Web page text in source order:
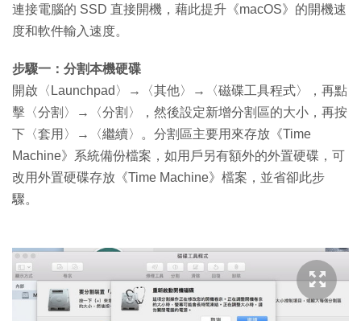
連接電腦的 SSD 直接開機，藉此提升《macOS》的開機速
度和軟件輸入速度。
步驟一：分割本機硬碟
開啟〈Launchpad〉→〈其他〉→〈磁碟工具程式〉，再點
擊〈分割〉→〈分割〉，然後設定新增分割區的大小，再按
下〈套用〉→〈繼續〉。分割區主要用來存放《Time
Machine》系統備份檔案，如用戶另有額外的外置硬碟，可
改用外置硬碟存放《Time Machine》檔案，並省卻此步
驟。